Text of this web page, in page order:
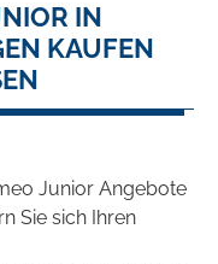
IN
KAUFEN
Junior Angebote
Sie sich Ihren